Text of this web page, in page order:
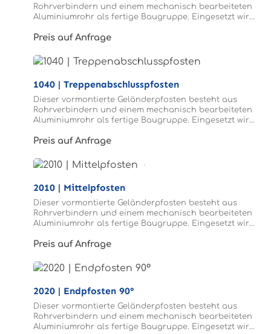
Rohrverbindern und einem mechanisch bearbeiteten
Aluminiumrohr als fertige Baugruppe. Eingesetzt wird
Preis auf Anfrage
1040 | Treppenabschlusspfosten
Dieser vormontierte Geländerpfosten besteht aus
Rohrverbindern und einem mechanisch bearbeiteten
Aluminiumrohr als fertige Baugruppe. Eingesetzt wird
Preis auf Anfrage
2010 | Mittelpfosten
Dieser vormontierte Geländerpfosten besteht aus
Rohrverbindern und einem mechanisch bearbeiteten
Aluminiumrohr als fertige Baugruppe. Eingesetzt wird
Preis auf Anfrage
2020 | Endpfosten 90°
Dieser vormontierte Geländerpfosten besteht aus
Rohrverbindern und einem mechanisch bearbeiteten
Aluminiumrohr als fertige Baugruppe. Eingesetzt wird